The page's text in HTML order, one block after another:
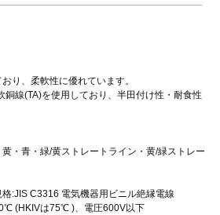
り、柔軟性に優れています。
銅線(TA)を使用しており、半田付け性・耐食性
・青・緑/黄ストレートライン・黄/緑ストレー
格:JIS C3316 電気機器用ビニル絶縁電線
(HKIVは75℃ )、電圧600V以下